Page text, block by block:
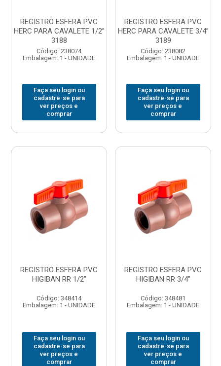
REGISTRO ESFERA PVC
HERC PARA CAVALETE 1/2”
3188
Código: 238074
Embalagem: 1 - UNIDADE
Faça seu login ou
cadastre-se para
ver preços e
comprar
REGISTRO ESFERA PVC
HERC PARA CAVALETE 3/4”
3189
Código: 238082
Embalagem: 1 - UNIDADE
Faça seu login ou
cadastre-se para
ver preços e
comprar
REGISTRO ESFERA PVC
HIGIBAN RR 1/2”
Código: 348414
Embalagem: 1 - UNIDADE
Faça seu login ou
cadastre-se para
ver preços e
comprar
REGISTRO ESFERA PVC
HIGIBAN RR 3/4”
Código: 348481
Embalagem: 1 - UNIDADE
Faça seu login ou
cadastre-se para
ver preços e
comprar